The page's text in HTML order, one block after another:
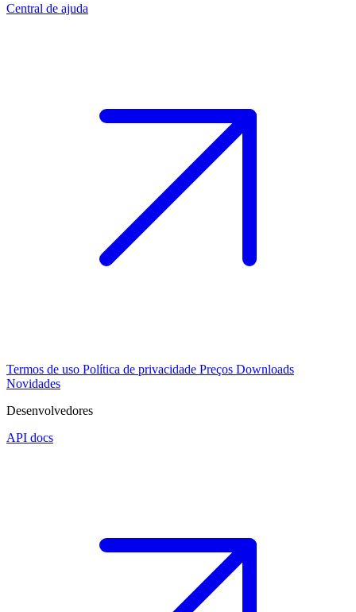
Central de ajuda
Termos de uso Política de privacidade Preços Downloads
Novidades
Desenvolvedores
API docs